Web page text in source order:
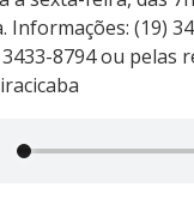
Informações: (19)
8794 ou pelas